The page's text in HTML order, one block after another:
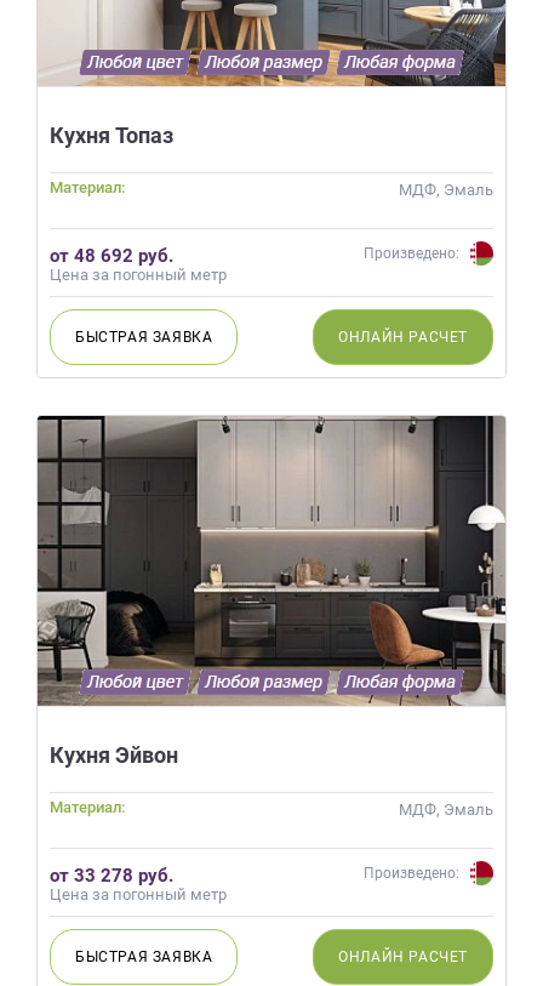
Кухня Топаз
Материал: МДФ, Эмаль
от 48 692 руб.
Цена за погонный метр
Произведено:
БЫСТРАЯ ЗАЯВКА ОНЛАЙН РАСЧЕТ
Кухня Эйвон
Материал: МДФ, Эмаль
от 33 278 руб.
Цена за погонный метр
Произведено:
БЫСТРАЯ ЗАЯВКА ОНЛАЙН РАСЧЕТ